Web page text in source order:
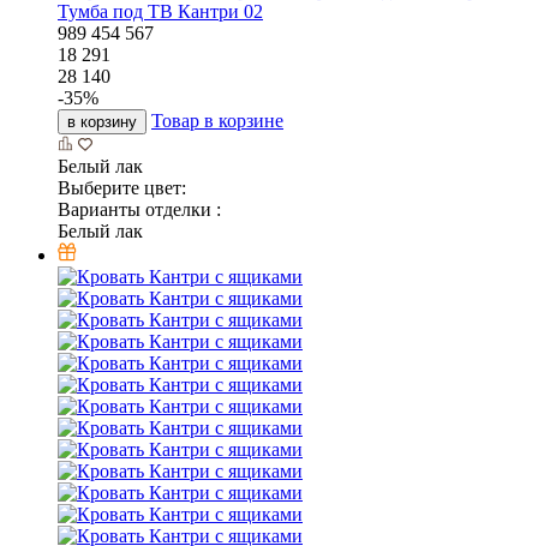
Тумба под ТВ Кантри 02
989 454 567
18 291
28 140
-35%
в корзину Товар в корзине
Белый лак
Выберите цвет:
Варианты отделки :
Белый лак